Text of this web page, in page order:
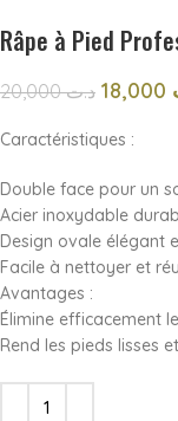
Râpe à Pied
د.ت20,000
Caractéristiques :
Double face pour un
Acier inoxydable
Design ovale élégant
Facile à nettoyer et
Avantages :
Élimine efficacement
Rend les pieds lisses